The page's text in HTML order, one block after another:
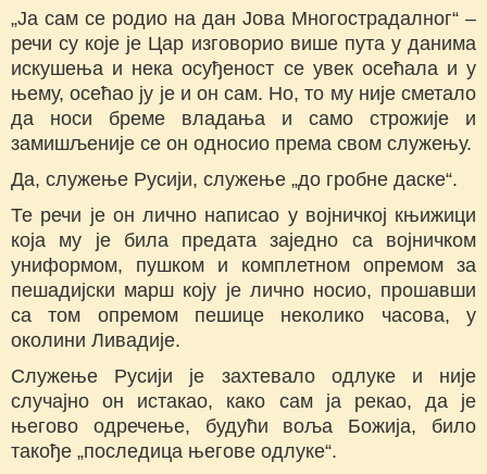
„Ја сам се родио на дан Јова Многострадалног“ –
речи су које је Цар изговорио више пута у данима
искушења и нека осуђеност се увек осећала и у
њему, осећао ју је и он сам. Но, то му није сметало
да носи бреме владања и само строжије и
замишљеније се он односио према свом служењу.
Да, служење Русији, служење „до гробне даске“.
Те речи је он лично написао у војничкој књижици
која му је била предата заједно са војничком
униформом, пушком и комплетном опремом за
пешадијски марш коју је лично носио, прошавши
са том опремом пешице неколико часова, у
околини Ливадије.
Служење Русији је захтевало одлуке и није
случајно он истакао, како сам ја рекао, да је
његово одречење, будући воља Божија, било
такође „последица његове одлуке“.